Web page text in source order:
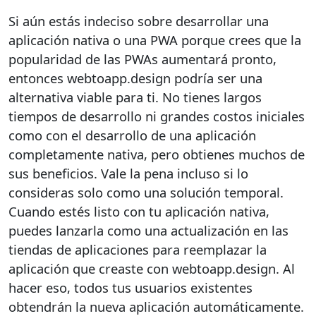
Si aún estás indeciso sobre desarrollar una
aplicación nativa o una PWA porque crees que la
popularidad de las PWAs aumentará pronto,
entonces webtoapp.design podría ser una
alternativa viable para ti. No tienes largos
tiempos de desarrollo ni grandes costos iniciales
como con el desarrollo de una aplicación
completamente nativa, pero obtienes muchos de
sus beneficios. Vale la pena incluso si lo
consideras solo como una solución temporal.
Cuando estés listo con tu aplicación nativa,
puedes lanzarla como una actualización en las
tiendas de aplicaciones para reemplazar la
aplicación que creaste con webtoapp.design. Al
hacer eso, todos tus usuarios existentes
obtendrán la nueva aplicación automáticamente.